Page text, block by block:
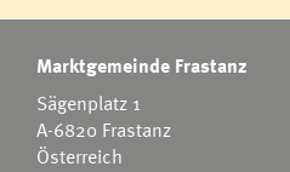
Marktgemeinde Frastanz
Sägenplatz 1
A-6820 Frastanz
Österreich